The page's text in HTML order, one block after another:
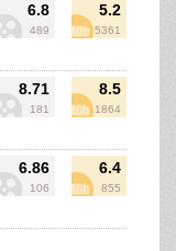
6.8
489
5.2
5361
8.71
181
8.5
1864
6.86
106
6.4
855